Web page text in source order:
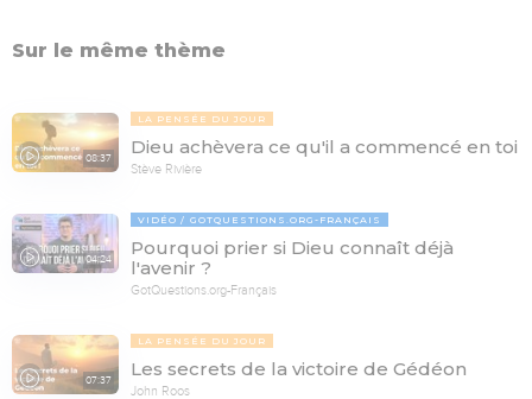
Sur le même thème
08:37
LA PENSÉE DU JOUR
Dieu achèvera ce qu'il a commencé en toi
Stève Rivière
04:24
VIDÉO GOTQUESTIONS.ORG-FRANÇAIS
Pourquoi prier si Dieu connaît déjà
l'avenir ?
GotQuestions.org-Français
07:37
LA PENSÉE DU JOUR
Les secrets de la victoire de Gédéon
John Roos